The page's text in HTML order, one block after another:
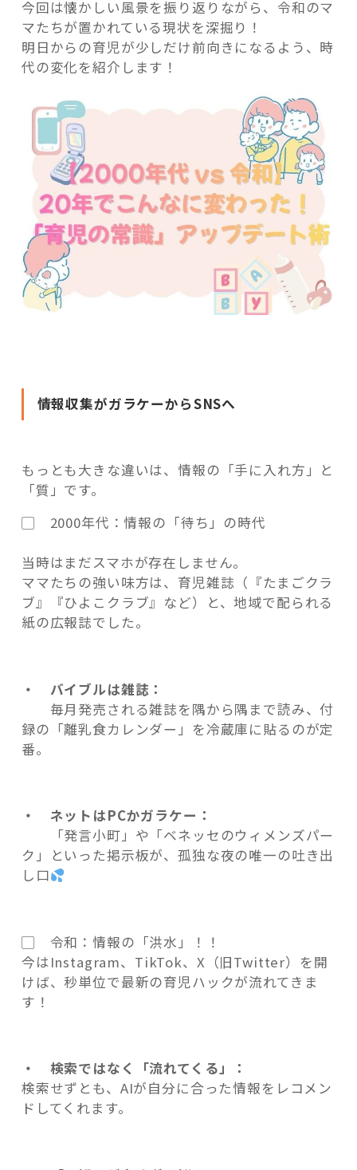
今回は懐かしい風景を振り返りながら、令和のマ
マたちが置かれている現状を深掘り！
明日からの育児が少しだけ前向きになるよう、時
代の変化を紹介します！
情報収集がガラケーからSNSへ
もっとも大きな違いは、情報の「手に入れ方」と
「質」です。
▢ 2000年代：情報の「待ち」の時代
当時はまだスマホが存在しません。
ママたちの強い味方は、育児雑誌（『たまごクラ
ブ』『ひよこクラブ』など）と、地域で配られる
紙の広報誌でした。
・ バイブルは雑誌：
毎月発売される雑誌を隅から隅まで読み、付
録の「離乳食カレンダー」を冷蔵庫に貼るのが定
番。
・ ネットはPCかガラケー：
「発言小町」や「ベネッセのウィメンズパー
ク」といった掲示板が、孤独な夜の唯一の吐き出
し口
▢ 令和：情報の「洪水」！！
今はInstagram、TikTok、X（旧Twitter）を開
けば、秒単位で最新の育児ハックが流れてきま
す！
・ 検索ではなく「流れてくる」：
検索せずとも、AIが自分に合った情報をレコメ ン
ドしてくれます。